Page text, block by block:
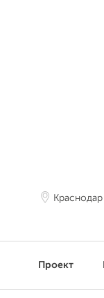
Краснодар
Проект